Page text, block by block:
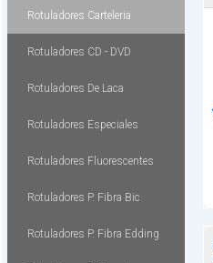
Rotuladores Carteleria
Rotuladores CD - DVD
Rotuladores De Laca
Rotuladores Especiales
Rotuladores Fluorescentes
Rotuladores P. Fibra Bic
Rotuladores P. Fibra Edding